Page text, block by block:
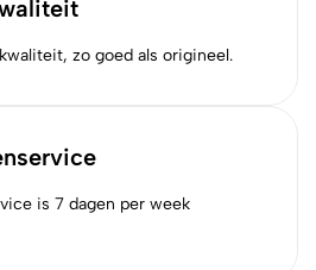
zo goed als origineel.
is 7 dagen per week